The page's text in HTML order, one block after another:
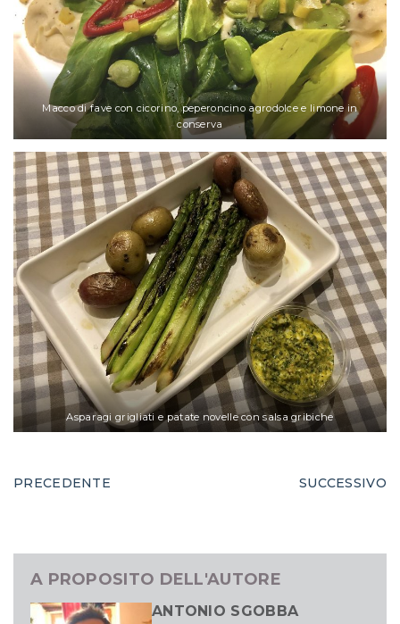
Macco di fave con cicorino, peperoncino agrodolce e limone in
conserva
Asparagi grigliati e patate novelle con salsa gribiche
PRECEDENTE SUCCESSIVO
A PROPOSITO DELL'AUTORE
ANTONIO SGOBBA